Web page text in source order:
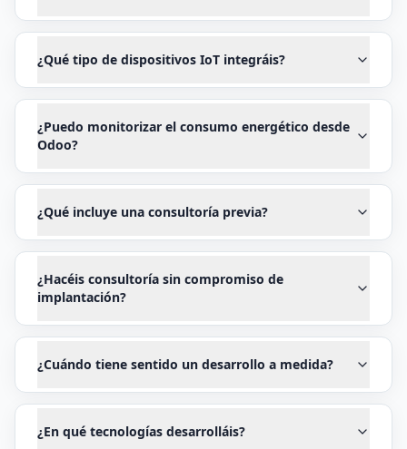
¿Qué tipo de dispositivos IoT integráis?
¿Puedo monitorizar el consumo energético desde
Odoo?
¿Qué incluye una consultoría previa?
¿Hacéis consultoría sin compromiso de
implantación?
¿Cuándo tiene sentido un desarrollo a medida?
¿En qué tecnologías desarrolláis?